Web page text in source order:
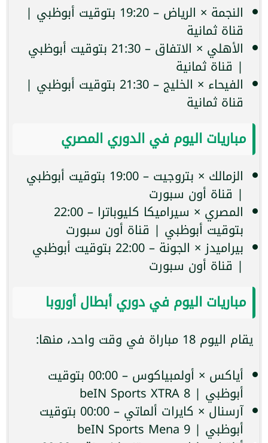
النجمة × الرياض – 19:20 بتوقيت أبوظبي |
قناة ثمانية
الأهلي × الاتفاق – 21:30 بتوقيت أبوظبي
| قناة ثمانية
الفيحاء × الخليج – 21:30 بتوقيت أبوظبي |
قناة ثمانية
مباريات اليوم في الدوري المصري
الزمالك × بتروجيت – 19:00 بتوقيت أبوظبي
| قناة أون سبورت
المصري × سيراميكا كليوباترا – 22:00
بتوقيت أبوظبي | قناة أون سبورت
بيراميدز × الجونة – 22:00 بتوقيت أبوظبي
| قناة أون سبورت
مباريات اليوم في دوري أبطال أوروبا
يقام اليوم 18 مباراة في وقت واحد، منها:
أياكس × أولمبياكوس – 00:00 بتوقيت
أبوظبي | beIN Sports XTRA 8
آرسنال × كايرات ألماتي – 00:00 بتوقيت
أبوظبي | beIN Sports Mena 9